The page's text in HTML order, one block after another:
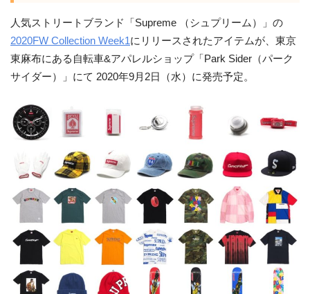
人気ストリートブランド「Supreme （シュプリーム）」の
2020FW Collection Week1にリリースされたアイテムが、東京
東麻布にある自転車&アパレルショップ「Park Sider（パーク
サイダー）」にて 2020年9月2日（水）に発売予定。